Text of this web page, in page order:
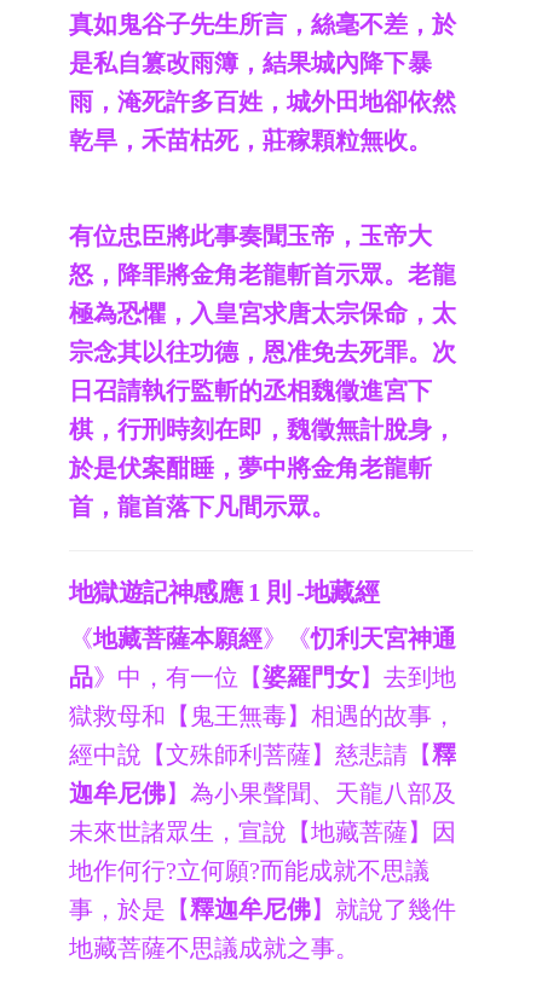
真如鬼谷子先生所言，絲毫不差，於
是私自篡改雨簿，結果城內降下暴
雨，淹死許多百姓，城外田地卻依然
乾旱，禾苗枯死，莊稼顆粒無收。
有位忠臣將此事奏聞玉帝，玉帝大
怒，降罪將金角老龍斬首示眾。老龍
極為恐懼，入皇宮求唐太宗保命，太
宗念其以往功德，恩准免去死罪。次
日召請執行監斬的丞相魏徵進宮下
棋，行刑時刻在即，魏徵無計脫身，
於是伏案酣睡，夢中將金角老龍斬
首，龍首落下凡間示眾。
地獄遊記神感應 1 則 -地藏經
《地藏菩薩本願經》《忉利天宮神通
品》中，有一位【婆羅門女】去到地
獄救母和【鬼王無毒】相遇的故事，
經中說【文殊師利菩薩】慈悲請【釋
迦牟尼佛】為小果聲聞、天龍八部及
未來世諸眾生，宣說【地藏菩薩】因
地作何行?立何願?而能成就不思議
事，於是【釋迦牟尼佛】就說了幾件
地藏菩薩不思議成就之事。